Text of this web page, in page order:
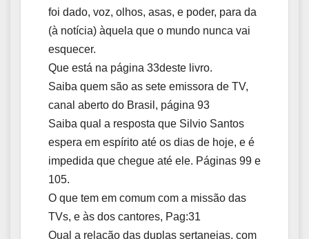
foi dado, voz, olhos, asas, e poder, para da
(à notícia) àquela que o mundo nunca vai
esquecer.
Que está na página 33deste livro.
Saiba quem são as sete emissora de TV,
canal aberto do Brasil, página 93
Saiba qual a resposta que Silvio Santos
espera em espírito até os dias de hoje, e é
impedida que chegue até ele. Páginas 99 e
105.
O que tem em comum com a missão das
TVs, e às dos cantores, Pag:31
Qual a relação das duplas sertanejas, com